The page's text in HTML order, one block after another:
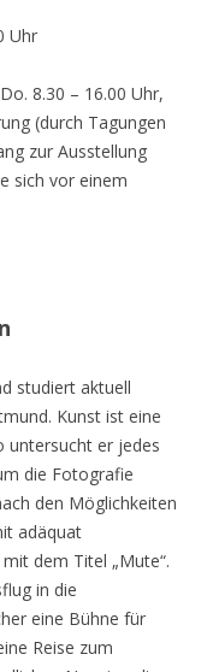
Uhr
8.30 – 16.00 Uhr,
(durch Tagungen
zur Ausstellung
sich vor einem
studiert aktuell
Kunst ist eine
untersucht er jedes
die Fotografie
den Möglichkeiten
adäquat
dem Titel „Mute“.
in die
eine Bühne für
Reise zum